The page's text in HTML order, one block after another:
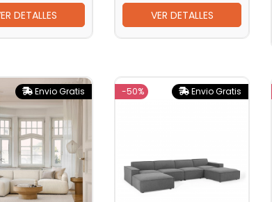
DETALLES VER DETALLES
Envio Gratis Envio Gratis
-50%